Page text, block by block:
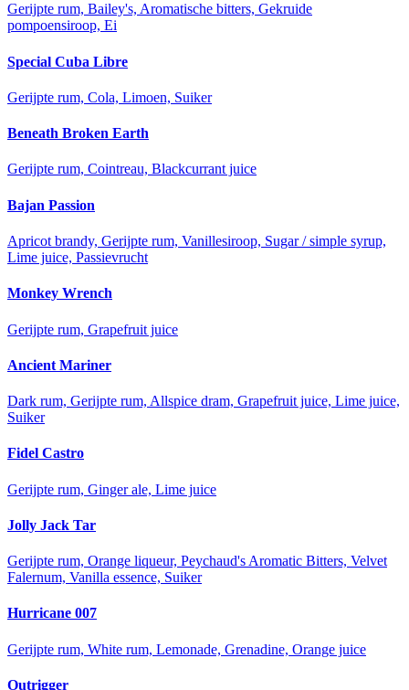
Gerijpte rum, Bailey's, Aromatische bitters, Gekruide
pompoensiroop, Ei
Special Cuba Libre
Gerijpte rum, Cola, Limoen, Suiker
Beneath Broken Earth
Gerijpte rum, Cointreau, Blackcurrant juice
Bajan Passion
Apricot brandy, Gerijpte rum, Vanillesiroop, Sugar / simple syrup,
Lime juice, Passievrucht
Monkey Wrench
Gerijpte rum, Grapefruit juice
Ancient Mariner
Dark rum, Gerijpte rum, Allspice dram, Grapefruit juice, Lime juice,
Suiker
Fidel Castro
Gerijpte rum, Ginger ale, Lime juice
Jolly Jack Tar
Gerijpte rum, Orange liqueur, Peychaud's Aromatic Bitters, Velvet
Falernum, Vanilla essence, Suiker
Hurricane 007
Gerijpte rum, White rum, Lemonade, Grenadine, Orange juice
Outrigger